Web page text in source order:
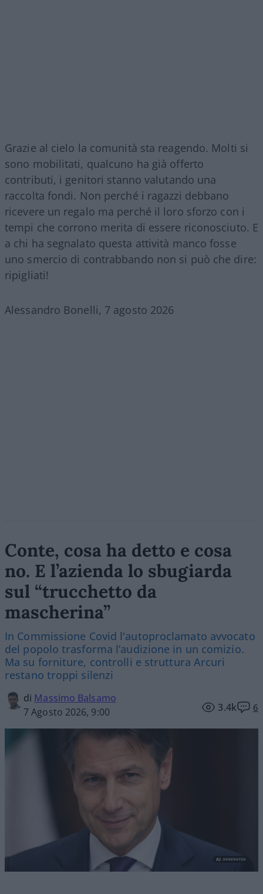
Grazie al cielo la comunità sta reagendo. Molti si
sono mobilitati, qualcuno ha già offerto
contributi, i genitori stanno valutando una
raccolta fondi. Non perché i ragazzi debbano
ricevere un regalo ma perché il loro sforzo con i
tempi che corrono merita di essere riconosciuto. E
a chi ha segnalato questa attività manco fosse
uno smercio di contrabbando non si può che dire:
ripigliati!
Alessandro Bonelli, 7 agosto 2026
Conte, cosa ha detto e cosa
no. E l’azienda lo sbugiarda
sul “trucchetto da
mascherina”
In Commissione Covid l'autoproclamato avvocato
del popolo trasforma l’audizione in un comizio.
Ma su forniture, controlli e struttura Arcuri
restano troppi silenzi
di Massimo Balsamo
7 Agosto 2026, 9:00
3.4k 6